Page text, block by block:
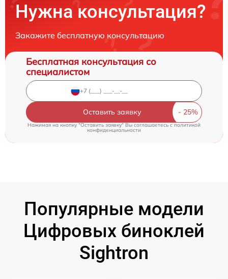
Нужна консультация?
Закажите бесплатную консультацию
Бесплатная консультация со
специалистом
Оставить заявку
Нажимая на кнопку "Оставить заявку" Вы соглашаетесь cполитикой
конфиденциальности
Популярные модели
Цифровых биноклей
Sightron